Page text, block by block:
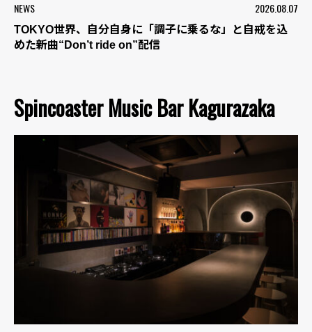
NEWS 2026.08.07
TOKYO世界、自分自身に「調子に乗るな」と自戒を込
めた新曲“Don’t ride on”配信
Spincoaster Music Bar Kagurazaka